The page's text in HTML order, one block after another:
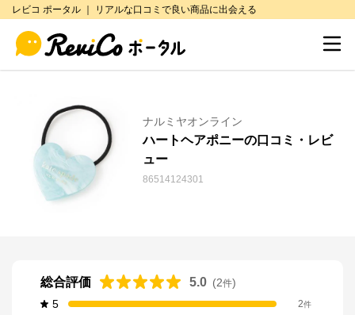
レビコ ポータル ｜ リアルな口コミで良い商品に出会える
ナルミヤオンライン
ハートヘアポニーの口コミ・レビ
ュー
86514124301
総合評価 5.0 (2件)
5
2件